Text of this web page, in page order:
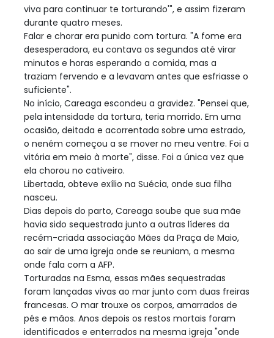
viva para continuar te torturando'", e assim fizeram
durante quatro meses.
Falar e chorar era punido com tortura. "A fome era
desesperadora, eu contava os segundos até virar
minutos e horas esperando a comida, mas a
traziam fervendo e a levavam antes que esfriasse o
suficiente".
No início, Careaga escondeu a gravidez. "Pensei que,
pela intensidade da tortura, teria morrido. Em uma
ocasião, deitada e acorrentada sobre uma estrado,
o neném começou a se mover no meu ventre. Foi a
vitória em meio à morte", disse. Foi a única vez que
ela chorou no cativeiro.
Libertada, obteve exílio na Suécia, onde sua filha
nasceu.
Dias depois do parto, Careaga soube que sua mãe
havia sido sequestrada junto a outras líderes da
recém-criada associação Mães da Praça de Maio,
ao sair de uma igreja onde se reuniam, a mesma
onde fala com a AFP.
Torturadas na Esma, essas mães sequestradas
foram lançadas vivas ao mar junto com duas freiras
francesas. O mar trouxe os corpos, amarrados de
pés e mãos. Anos depois os restos mortais foram
identificados e enterrados na mesma igreja "onde